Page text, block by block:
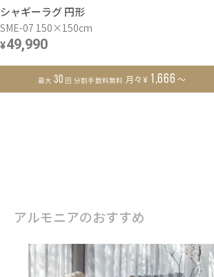
シャギーラグ 円形
SME-07 150×150cm
¥49,990
最大 30 回 分割手数料無料 月々 ¥ 1,666 ～
アルモニアのおすすめ